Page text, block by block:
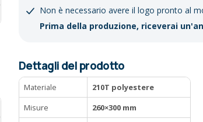
Non è necessario avere il logo pronto al
Prima della produzione, riceverai
Dettagli del prodotto
Materiale
210T polyestere
Misure
260×300 mm